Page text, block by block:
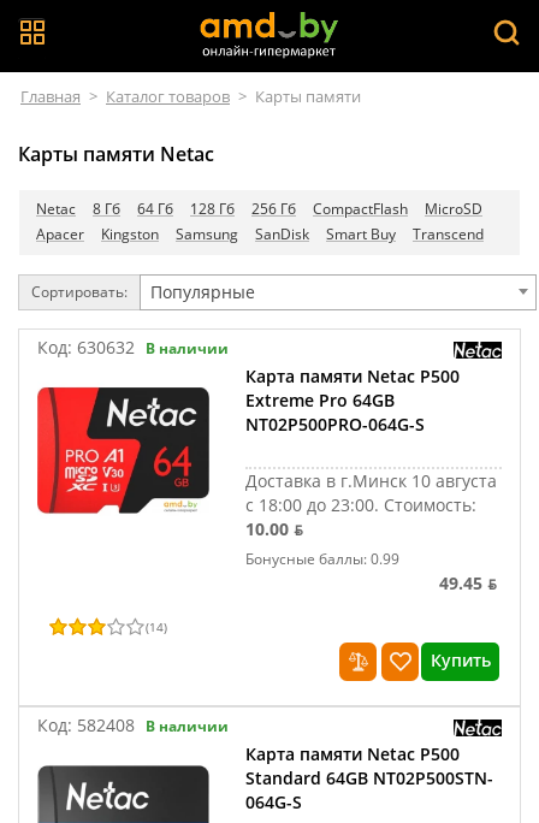
Главная > Каталог товаров > Карты памяти
Карты памяти Netac
Netac 8 Гб 64 Гб 128 Гб 256 Гб CompactFlash
MicroSD
Apacer
Kingston Samsung SanDisk Smart Buy Transcend
Сортировать: Популярные
Код: 630632 В наличии
Карта памяти Netac P500
Extreme Pro 64GB
NT02P500PRO-064G-S
Доставка в г.Минск 10 августа
с 18:00 до 23:00. Стоимость:
10.00 ƃ
Бонусные баллы: 0.99
49.45 ƃ
(14)
Купить
Код: 582408 В наличии
Карта памяти Netac P500
Standard 64GB NT02P500STN-
064G-S